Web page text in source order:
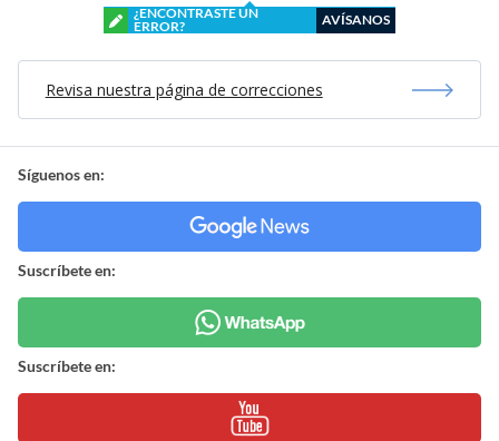
¿ENCONTRASTE UN
ERROR?
AVÍSANOS
Revisa nuestra página de correcciones
Síguenos en:
Suscríbete en:
Suscríbete en: